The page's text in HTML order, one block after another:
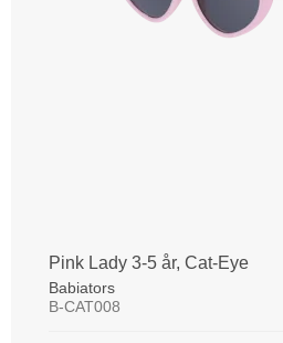
Pink Lady 3-5 år, Cat-Eye
Babiators
B-CAT008